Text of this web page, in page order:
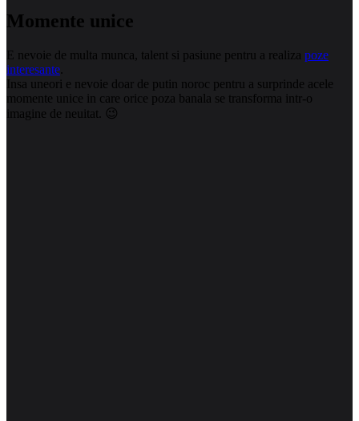
Momente unice
E nevoie de multa munca, talent si pasiune pentru a realiza poze
interesante
Insa uneori e nevoie doar de putin noroc pentru a surprinde acele
momente unice in care orice poza banala se transforma intr-o
imagine de neuitat. 😉